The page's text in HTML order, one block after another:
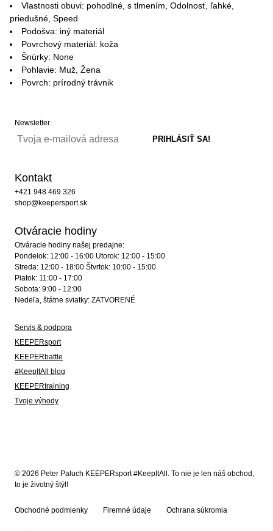
Vlastnosti obuvi: pohodlné, s tlmením, Odolnosť, ľahké,
priedušné, Speed
Podošva: iný materiál
Povrchový materiál: koža
Šnúrky: None
Pohlavie: Muž, Žena
Povrch: prírodný trávnik
Newsletter
Kontakt
+421 948 469 326
shop@keepersport.sk
Otváracie hodiny
Otváracie hodiny našej predajne:
Pondelok: 12:00 - 16:00 Utorok: 12:00 - 15:00
Streda: 12:00 - 18:00 Štvrtok: 10:00 - 15:00
Piatok: 11:00 - 17:00
Sobota: 9:00 - 12:00
Nedeľa, štátne sviatky: ZATVORENÉ
Servis & podpora
KEEPERsport
KEEPERbattle
#KeepItAll blog
KEEPERtraining
Tvoje výhody
© 2026 Peter Paluch KEEPERsport #KeepItAll. To nie je len náš obchod,
to je životný štýl!
Obchodné podmienky Firemné údaje Ochrana súkromia